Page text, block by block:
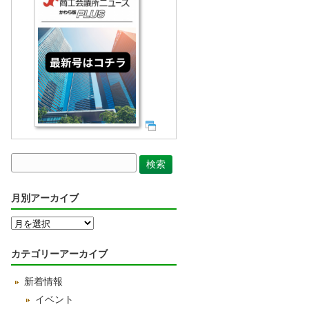
月別アーカイブ
月
ー
イ
カテゴリーアーカイブ
新着情報
イベント